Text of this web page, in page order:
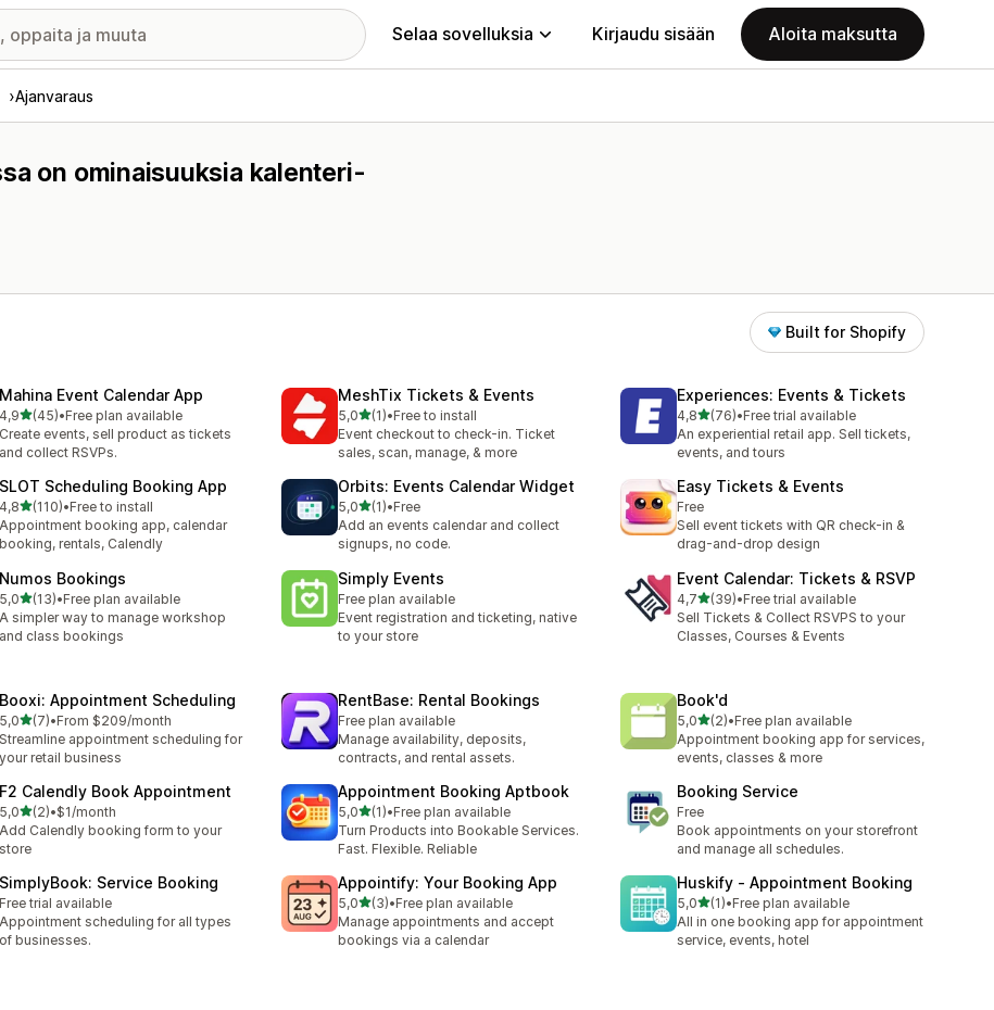
Selaa sovelluksia Kirjaudu sisään Aloita maksutta
Ajanvaraus
on ominaisuuksia kalenteri-
Built for Shopify
Mahina Event Calendar App
4,9/ 5 tähteä
(45)
45 arvostelua yhteensä
•Free plan available
Create events, sell product as tickets
and collect RSVPs.
MeshTix Tickets & Events
5,0/ 5 tähteä
(1)
1 arvostelua yhteensä
•Free to install
Event checkout to check-in. Ticket
sales, scan, manage, & more
Experiences: Events & Tickets
4,8/ 5 tähteä
(76)
76 arvostelua yhteensä
•Free trial available
An experiential retail app. Sell tickets,
events, and tours
SLOT Scheduling Booking App
4,8/ 5 tähteä
(110)
arvostelua yhteensä
•Free to install
Appointment booking app, calendar
booking, rentals, Calendly
Orbits: Events Calendar Widget
5,0/ 5 tähteä
(1)
1 arvostelua yhteensä
•Free
Add an events calendar and collect
signups, no code.
Easy Tickets & Events
Free
Sell event tickets with QR check-in &
drag-and-drop design
Numos Bookings
5,0/ 5 tähteä
(13)
13 arvostelua yhteensä
•Free plan available
A simpler way to manage workshop
and class bookings
Simply Events
Free plan available
Event registration and ticketing, native
to your store
Event Calendar: Tickets & RSVP
4,7/ 5 tähteä
(39)
39 arvostelua yhteensä
•Free trial available
Sell Tickets & Collect RSVPS to your
Classes, Courses & Events
Booxi: Appointment Scheduling
5,0/ 5 tähteä
(7)
7 arvostelua yhteensä
•From $209/month
Streamline appointment scheduling for
your retail business
RentBase: Rental Bookings
Free plan available
Manage availability, deposits,
contracts, and rental assets.
Book'd
5,0/ 5 tähteä
(2)
2 arvostelua yhteensä
•Free plan available
Appointment booking app for services,
events, classes & more
F2 Calendly Book Appointment
5,0/ 5 tähteä
(2)
2 arvostelua yhteensä
•$1/month
Add Calendly booking form to your
store
Appointment Booking Aptbook
5,0/ 5 tähteä
(1)
1 arvostelua yhteensä
•Free plan available
Turn Products into Bookable Services.
Fast. Flexible. Reliable
Booking Service
Free
Book appointments on your storefront
and manage all schedules.
SimplyBook: Service Booking
Free trial available
Appointment scheduling for all types
of businesses.
Appointify: Your Booking App
5,0/ 5 tähteä
(3)
3 arvostelua yhteensä
•Free plan available
Manage appointments and accept
bookings via a calendar
Huskify ‑ Appointment Booking
5,0/ 5 tähteä
(1)
1 arvostelua yhteensä
•Free plan available
All in one booking app for appointment
service, events, hotel